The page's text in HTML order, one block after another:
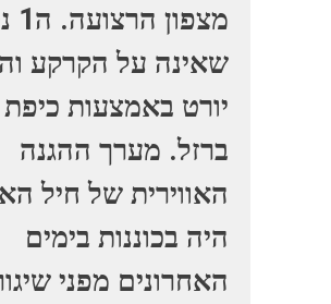
שאינה על הקרקע
יורט באמצעות כיפת
ברזל. מערך ההגנה
האווירית של חיל
היה בכוננות בימים
האחרונים מפני